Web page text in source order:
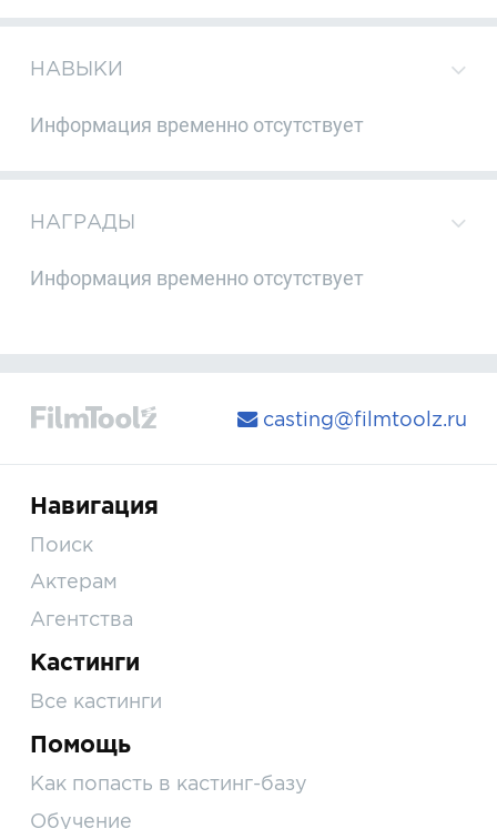
НАВЫКИ
Информация временно отсутствует
НАГРАДЫ
Информация временно отсутствует
casting@filmtoolz.ru
Навигация
Поиск
Актерам
Агентства
Кастинги
Все кастинги
Помощь
Как попасть в кастинг-базу
Обучение